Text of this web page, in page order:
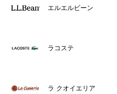
エルエルビーン
ラコステ
ラ クオイエリア